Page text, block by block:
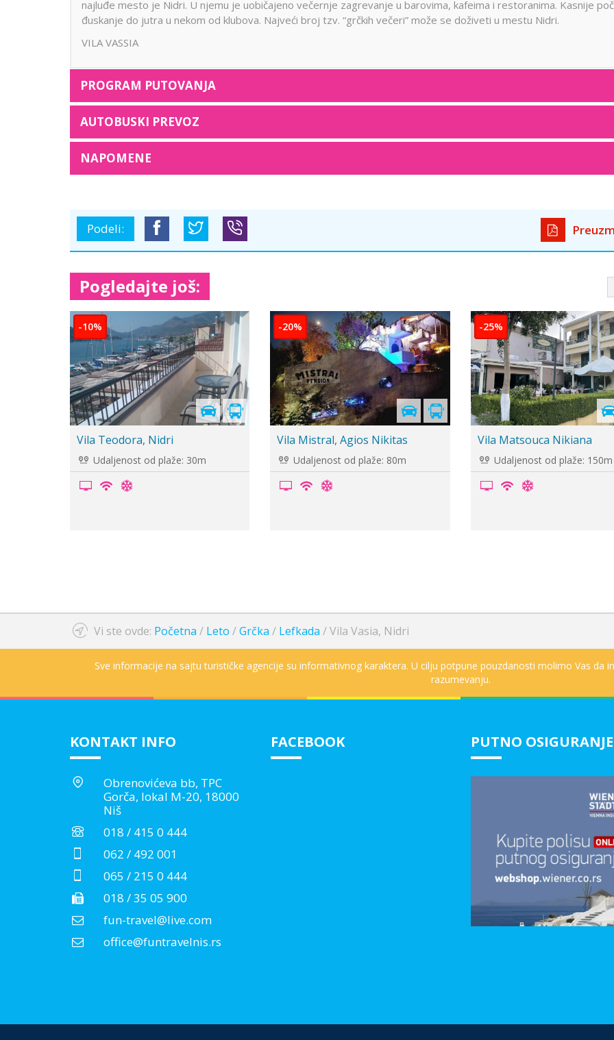
najluđe mesto je Nidri. U njemu je uobičajeno večernje zagrevanje u barovima, kafeima i restoranima. Kasnije
đuskanje do jutra u nekom od klubova. Najveći broj tzv. “grčkih večeri” može se doživeti u mestu Nidri.
VILA VASSIA
PROGRAM PUTOVANJA
AUTOBUSKI PREVOZ
NAPOMENE
Podeli:
Pogledajte još:
-10%
Vila Escape Nidri
Udaljenost od plaže: 200m
-15%
Vila Altina, Vasiliki
Udaljenost od plaže: 50m
-10%
Vila Homer Nidri
Udaljenost od plaže: 60m
Vi ste ovde: Početna / Leto /Grčka / Lefkada /Vila Vasia, Nidri
Sve informacije na sajtu turističke agencije su informativnog karaktera. U cilju potpune pouzdanosti molimo Vas da
razumevanju.
KONTAKT INFO
Obrenovićeva bb, TPC
Gorča, lokal M-20, 18000
Niš
018 / 415 0 444
062 / 492 001
065 / 215 0 444
018 / 35 05 900
fun-travel@live.com
office@funtravelnis.rs
FACEBOOK PUTNO OSIGURANJE